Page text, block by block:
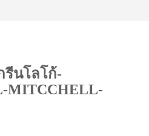
รีนโลโก้-
MITCCHELL-